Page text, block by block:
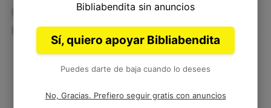
Cómo aplicar Salmos 89:11 a
nuestra vida
Bibliabendita sin anuncios
Sí, quiero apoyar Bibliabendita
Puedes darte de baja cuando lo desees
No, Gracias. Prefiero seguir gratis con anuncios